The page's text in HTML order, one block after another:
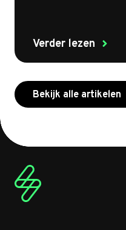
Verder lezen
Bekijk alle artikelen